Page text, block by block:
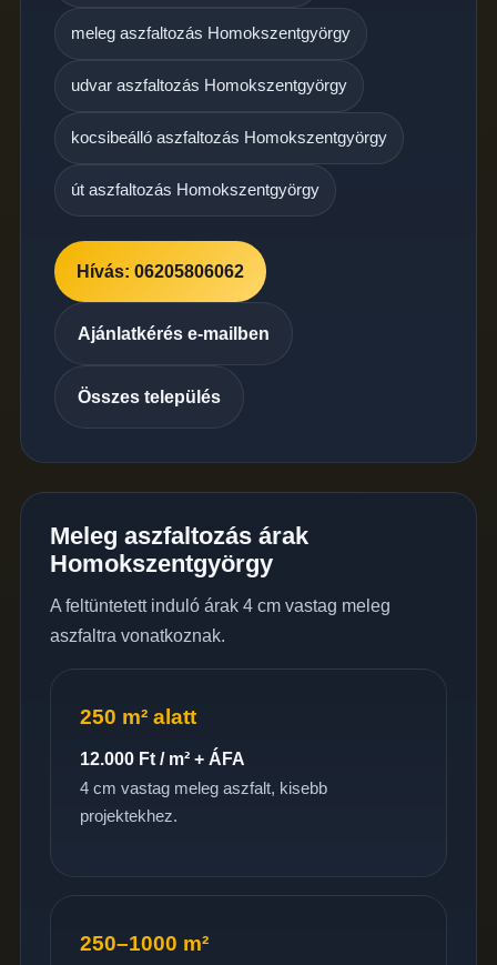
meleg aszfaltozás Homokszentgyörgy
udvar aszfaltozás Homokszentgyörgy
kocsibeálló aszfaltozás Homokszentgyörgy
út aszfaltozás Homokszentgyörgy
Hívás: 06205806062
Ajánlatkérés e-mailben
Összes település
Meleg aszfaltozás árak
Homokszentgyörgy
A feltüntetett induló árak 4 cm vastag meleg
aszfaltra vonatkoznak.
250 m² alatt
12.000 Ft / m² + ÁFA
4 cm vastag meleg aszfalt, kisebb
projektekhez.
250–1000 m²